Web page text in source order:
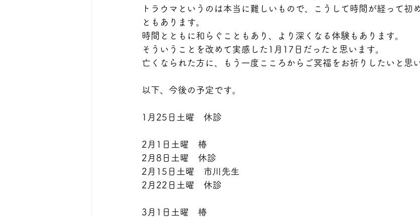
トラウマというのは本当に難しいもので、こうして時間が経って初
ともあります。
時間とともに和らぐこともあり、より深くなる体験もあります。
そういうことを改めて実感した1月17日だったと思います。
亡くなられた方に、もう一度こころからご冥福をお祈りしたいと思い
以下、今後の予定です。
1月25日土曜　休診
2月1日土曜　椿
2月8日土曜　休診
2月15日土曜　市川先生
2月22日土曜　休診
3月1日土曜　椿